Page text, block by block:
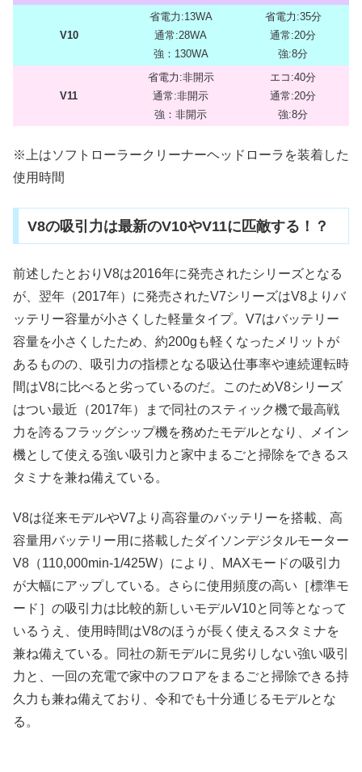
V10
省電力:13WA
通常:28WA
強：130WA
省電力:35分
通常:20分
強:8分
V11
省電力:非開示
通常:非開示
強：非開示
エコ:40分
通常:20分
強:8分
※上はソフトローラークリーナーヘッドローラを装着した
使用時間
V8の吸引力は最新のV10やV11に匹敵する！？
前述したとおりV8は2016年に発売されたシリーズとなる
が、翌年（2017年）に発売されたV7シリーズはV8よりバ
ッテリー容量が小さくした軽量タイプ。V7はバッテリー
容量を小さくしたため、約200gも軽くなったメリットが
あるものの、吸引力の指標となる吸込仕事率や連続運転時
間はV8に比べると劣っているのだ。このためV8シリーズ
はつい最近（2017年）まで同社のスティック機で最高戦
力を誇るフラッグシップ機を務めたモデルとなり、メイン
機として使える強い吸引力と家中まるごと掃除をできるス
タミナを兼ね備えている。
V8は従来モデルやV7より高容量のバッテリーを搭載、高
容量用バッテリー用に搭載したダイソンデジタルモーター
V8（110,000min-1/425W）により、MAXモードの吸引力
が大幅にアップしている。さらに使用頻度の高い［標準モ
ード］の吸引力は比較的新しいモデルV10と同等となって
いるうえ、使用時間はV8のほうが長く使えるスタミナを
兼ね備えている。同社の新モデルに見劣りしない強い吸引
力と、一回の充電で家中のフロアをまるごと掃除できる持
久力も兼ね備えており、令和でも十分通じるモデルとな
る。